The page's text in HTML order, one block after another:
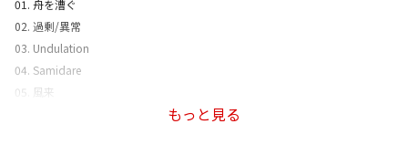
01. 舟を漕ぐ
02. 過剰/異常
03. Undulation
04. Samidare
05. 風来
もっと見る